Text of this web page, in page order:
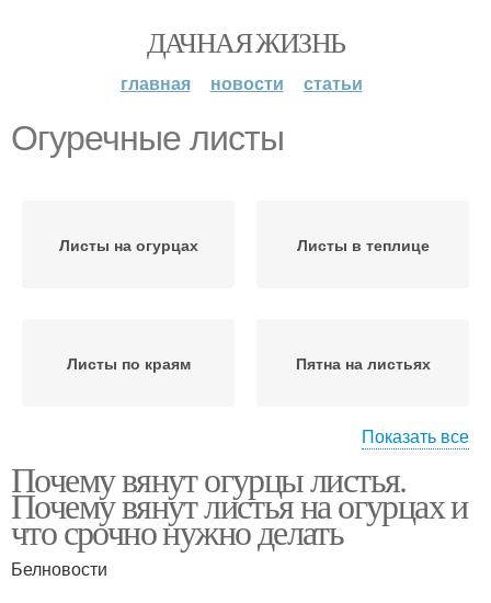
ДАЧНАЯ ЖИЗНЬ
главная новости статьи
Огуречные листы
Листы на огурцах Листы в теплице
Листы по краям Пятна на листьях
Точки на листьях
Показать все
Почему вянут огурцы листья.
Почему вянут листья на огурцах и
что срочно нужно делать
Белновости